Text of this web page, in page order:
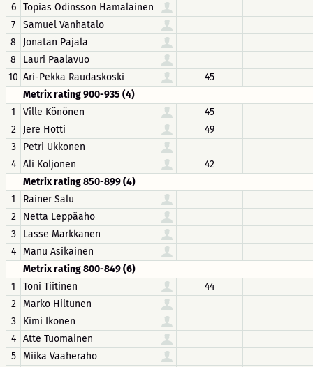
6
Topias Odinsson Hämäläinen
7
Samuel Vanhatalo
8
Jonatan Pajala
8
Lauri Paalavuo
10 Ari-Pekka Raudaskoski
45
Metrix rating 900-935 (4)
1
Ville Könönen
45
2
Jere Hotti
49
3
Petri Ukkonen
4
Ali Koljonen
42
Metrix rating 850-899 (4)
1
Rainer Salu
2
Netta Leppäaho
3
Lasse Markkanen
4
Manu Asikainen
Metrix rating 800-849 (6)
1
Toni Tiitinen
44
2
Marko Hiltunen
3
Kimi Ikonen
4
Atte Tuomainen
5
Miika Vaaheraho